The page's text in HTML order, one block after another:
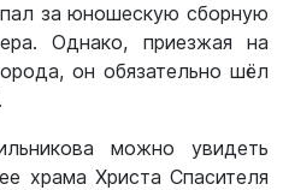
за юношескую сборную
Однако, приезжая на
он обязательно шёл
можно увидеть
храма Христа Спасителя